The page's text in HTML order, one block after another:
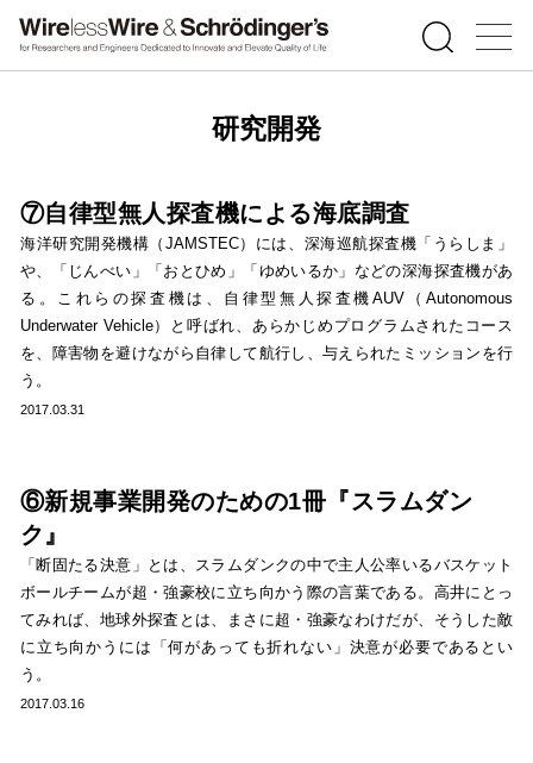
研究開発
⑦自律型無人探査機による海底調査
海洋研究開発機構（JAMSTEC）には、深海巡航探査機「うらしま」
や、「じんべい」「おとひめ」「ゆめいるか」などの深海探査機があ
る。これらの探査機は、自律型無人探査機AUV（Autonomous
Underwater Vehicle）と呼ばれ、あらかじめプログラムされたコース
を、障害物を避けながら自律して航行し、与えられたミッションを行
う。
2017.03.31
⑥新規事業開発のための1冊『スラムダン
ク』
「断固たる決意」とは、スラムダンクの中で主人公率いるバスケット
ボールチームが超・強豪校に立ち向かう際の言葉である。高井にとっ
てみれば、地球外探査とは、まさに超・強豪なわけだが、そうした敵
に立ち向かうには「何があっても折れない」決意が必要であるとい
う。
2017.03.16